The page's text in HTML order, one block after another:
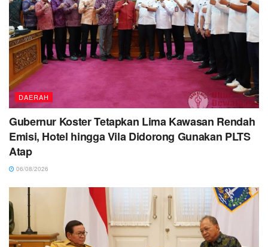
DAERAH
Gubernur Koster Tetapkan Lima Kawasan Rendah
Emisi, Hotel hingga Vila Didorong Gunakan PLTS
Atap
06/08/2026